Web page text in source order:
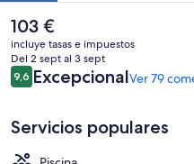
El
precio
actual
es
de
103 €
incluye tasas e impuestos
Del 2 sept al 3 sept
Comentarios
9,69,6 de 10
ExcepcionalVer 79
Servicios populares